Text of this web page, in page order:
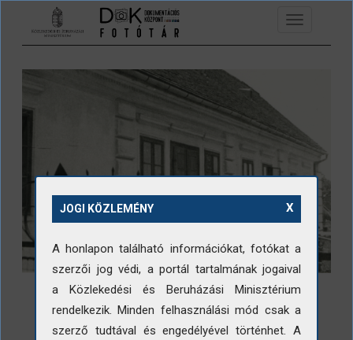
Ugrás a tartalomra
Toggle
navigation
X
JOGI KÖZLEMÉNY
A honlapon található információkat, fotókat a
szerzői jog védi, a portál tartalmának jogaival
a Közlekedési és Beruházási Minisztérium
rendelkezik. Minden felhasználási mód csak a
szerző tudtával és engedélyével történhet. A